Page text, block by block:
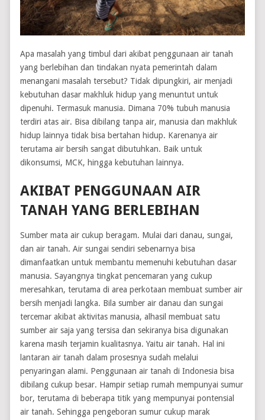
Apa masalah yang timbul dari akibat penggunaan air tanah
yang berlebihan dan tindakan nyata pemerintah dalam
menangani masalah tersebut? Tidak dipungkiri, air menjadi
kebutuhan dasar makhluk hidup yang menuntut untuk
dipenuhi. Termasuk manusia. Dimana 70% tubuh manusia
terdiri atas air. Bisa dibilang tanpa air, manusia dan makhluk
hidup lainnya tidak bisa bertahan hidup. Karenanya air
terutama air bersih sangat dibutuhkan. Baik untuk
dikonsumsi, MCK, hingga kebutuhan lainnya.
AKIBAT PENGGUNAAN AIR
TANAH YANG BERLEBIHAN
Sumber mata air cukup beragam. Mulai dari danau, sungai,
dan air tanah. Air sungai sendiri sebenarnya bisa
dimanfaatkan untuk membantu memenuhi kebutuhan dasar
manusia. Sayangnya tingkat pencemaran yang cukup
meresahkan, terutama di area perkotaan membuat sumber air
bersih menjadi langka. Bila sumber air danau dan sungai
tercemar akibat aktivitas manusia, alhasil membuat satu
sumber air saja yang tersisa dan sekiranya bisa digunakan
karena masih terjamin kualitasnya. Yaitu air tanah. Hal ini
lantaran air tanah dalam prosesnya sudah melalui
penyaringan alami. Penggunaan air tanah di Indonesia bisa
dibilang cukup besar. Hampir setiap rumah mempunyai sumur
bor, terutama di beberapa titik yang mempunyai pontensial
air tanah. Sehingga pengeboran sumur cukup marak